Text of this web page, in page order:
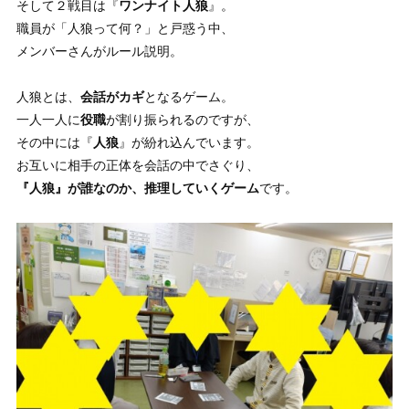
そして２戦目は『ワンナイト人狼』。
職員が「人狼って何？」と戸惑う中、
メンバーさんがルール説明。
人狼とは、 会話がカギとなるゲーム。
一人一人に役職が割り振られるのですが、
その中には『 人狼』が紛れ込んでいます。
お互いに相手の正体を会話の中でさぐり、
『人狼』が誰なのか、推理していくゲームです。